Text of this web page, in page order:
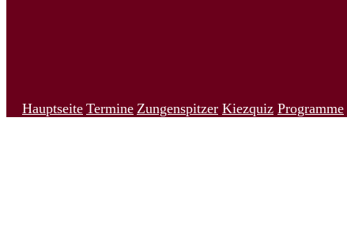
Hauptseite Termine Zungenspitzer Kiezquiz Programme